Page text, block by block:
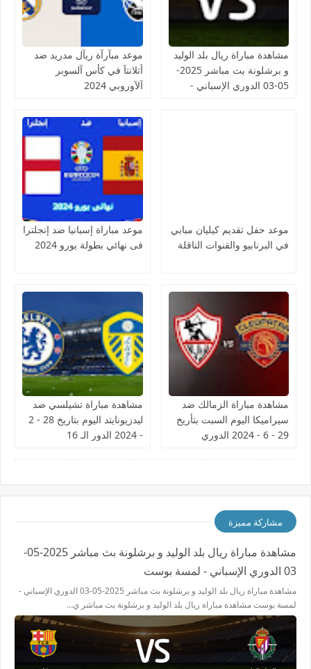
مشاهدة مباراة ريال بلد الوليد
و برشلونة بث مباشر 2025-
05-03 الدوري الإسباني -
موعد مبآرآة ريآل مدريد ضد
أتلانتآ في كأس آلسوبر
آلآوروبي 2024
موعد حفل تقديم كيليان مبابي
في البرنابيو والقنوات الناقلة
موعد مباراة إسبانيا ضد إنجلترا
فى نهائي بطولة يورو 2024
مشاهدة مباراة الزمالك ضد
سيراميكا اليوم السبت بتأريخ
29 - 6 - 2024 الدوري
مشاهدة مباراة تشيلسي ضد
ليدزيونايتد اليوم بتاريخ 28 - 2
- 2024 الدور الـ 16
مشاركة مميزة
مشاهدة مباراة ريال بلد الوليد و برشلونة بث مباشر 2025-05-
03 الدوري الإسباني - لمسة بوست
مشاهدة مباراة ريال بلد الوليد و برشلونة بث مباشر 2025-05-03 الدوري الإسباني -
لمسة بوست مشاهدة مباراة ريال بلد الوليد و برشلونة بث مباشر ي…